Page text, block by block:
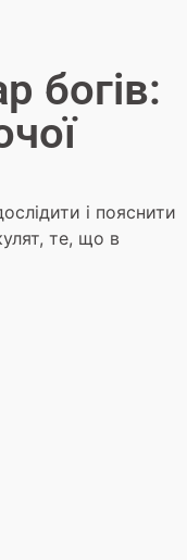
богів:
і пояснити
те, що в